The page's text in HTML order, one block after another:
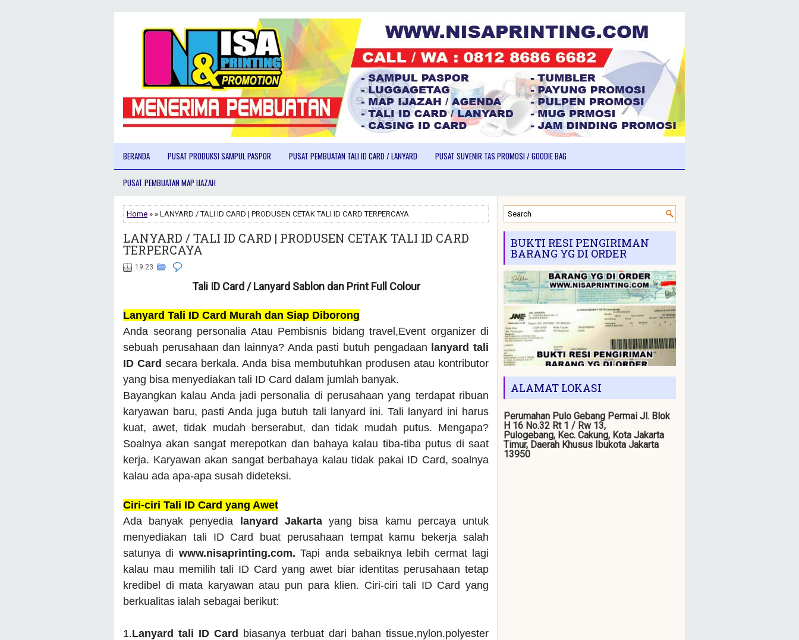
BERANDA PUSAT PRODUKSI SAMPUL PASPOR PUSAT PEMBUATAN TALI ID CARD / LANYARD PUSAT SUVENIR TAS PROMOSI / GOODIE BAG
PUSAT PEMBUATAN MAP IJAZAH
Home » » LANYARD / TALI ID CARD | PRODUSEN CETAK TALI ID CARD TERPERCAYA
LANYARD / TALI ID CARD | PRODUSEN CETAK TALI ID CARD
TERPERCAYA
19.23
Tali ID Card / Lanyard Sablon dan Print Full Colour
Lanyard Tali ID Card Murah dan Siap Diborong
Anda seorang personalia Atau Pembisnis bidang travel,Event organizer di
sebuah perusahaan dan lainnya? Anda pasti butuh pengadaan lanyard tali
ID Cardsecara berkala. Anda bisa membutuhkan produsen atau kontributor
yang bisa menyediakan tali ID Card dalam jumlah banyak.
Bayangkan kalau Anda jadi personalia di perusahaan yang terdapat ribuan
karyawan baru, pasti Anda juga butuh tali lanyard ini. Tali lanyard ini harus
kuat, awet, tidak mudah berserabut, dan tidak mudah putus. Mengapa?
Soalnya akan sangat merepotkan dan bahaya kalau tiba-tiba putus di saat
kerja. Karyawan akan sangat berbahaya kalau tidak pakai ID Card, soalnya
kalau ada apa-apa susah dideteksi.
Ciri-ciri Tali ID Card yang Awet
Ada banyak penyedia
lanyard Jakartayang bisa kamu percaya untuk
menyediakan tali ID Card buat perusahaan tempat kamu bekerja salah
satunya di www.nisaprinting.com. Tapi anda sebaiknya lebih cermat lagi
kalau mau memilih tali ID Card yang awet biar identitas perusahaan tetap
kredibel di mata karyawan atau pun para klien. Ciri-ciri tali ID Card yang
berkualitas ialah sebagai berikut:
1.Lanyard tali ID Card biasanya terbuat dari bahan tissue,nylon.polyester
BUKTI RESI PENGIRIMAN
BARANG YG DI ORDER
ALAMAT LOKASI
Perumahan Pulo Gebang Permai Jl. Blok
H 16 No.32 Rt 1 / Rw 13,
Pulogebang, Kec. Cakung, Kota Jakarta
Timur, Daerah Khusus Ibukota Jakarta
13950